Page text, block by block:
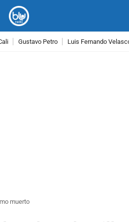
Gustavo Petro Luis Fernando
muerto